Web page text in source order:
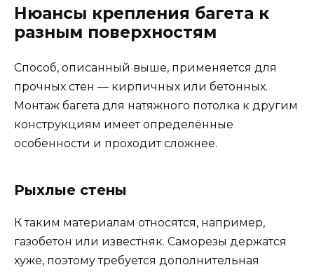
Нюансы крепления багета к
разным поверхностям
Способ, описанный выше, применяется для
прочных стен — кирпичных или бетонных.
Монтаж багета для натяжного потолка к другим
конструкциям имеет определённые
особенности и проходит сложнее.
Рыхлые стены
К таким материалам относятся, например,
газобетон или известняк. Саморезы держатся
хуже, поэтому требуется дополнительная